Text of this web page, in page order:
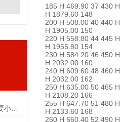
进口广角带同步带在安装的时候要小心的几个方面
185 H 469.90 37 430
H 1879.60 148
200 H 508.00 40 440
H 1905.00 150
220 H 558.80 44 445
H 1955.80 154
230 H 584.20 46 450
H 2032.00 160
240 H 609.60 48 460
H 2032.00 162
250 H 635.00 50 465
H 2108.20 166
255 H 647.70 51 480
H 2133.60 168
260 H 660.40 52 490